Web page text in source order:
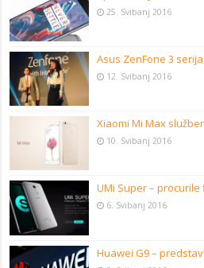
25. Svibanj 2016
Asus ZenFone 3
12. Svibanj 2016
Xiaomi Mi Max
10. Svibanj 2016
UMi Super –
6. Svibanj 2016
Huawei G9 –